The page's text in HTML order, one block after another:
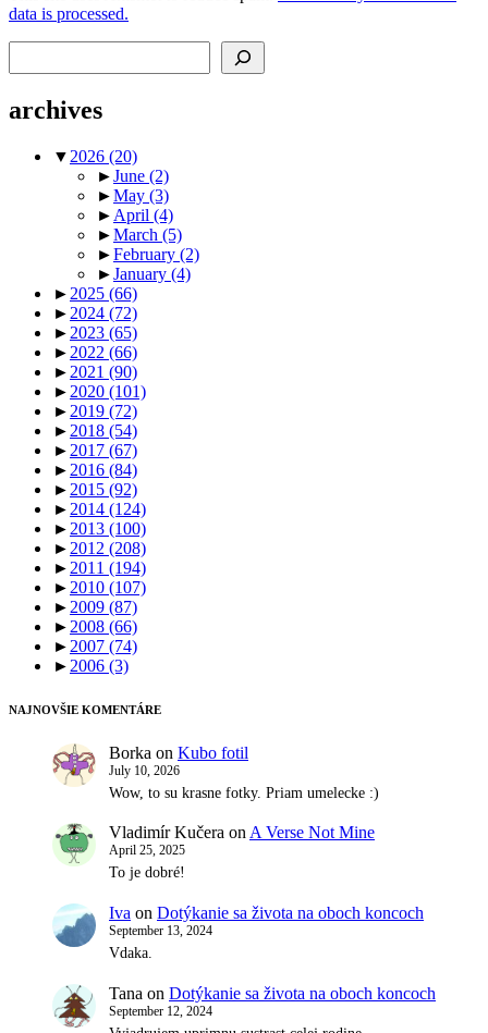
data is processed.
archives
▼ 2026 (20)
►June (2)
►May (3)
► April (4)
►March (5)
►February (2)
►January (4)
► 2025 (66)
► 2024 (72)
► 2023 (65)
► 2022 (66)
► 2021 (90)
► 2020 (101)
► 2019 (72)
► 2018 (54)
► 2017 (67)
► 2016 (84)
► 2015 (92)
► 2014 (124)
► 2013 (100)
► 2012 (208)
► 2011 (194)
► 2010 (107)
► 2009 (87)
► 2008 (66)
► 2007 (74)
► 2006 (3)
NAJNOVŠIE KOMENTÁRE
Borka on Kubo fotil
July 10, 2026
Wow, to su krasne fotky. Priam umelecke :)
Vladimír Kučera on A Verse Not Mine
April 25, 2025
To je dobré!
Iva on Dotýkanie sa života na oboch koncoch
September 13, 2024
Vdaka.
Tana on Dotýkanie sa života na oboch koncoch
September 12, 2024